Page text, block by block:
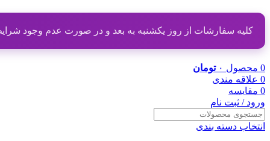
کلیه سفارشات از روز یکشنبه به بعد و در صورت عدم وجود شرایط مناسب از تاریخ ۲۰
0 محصول ۰ تومان
0 علاقه مندی
0 مقایسه
ورود / ثبت نام
انتخاب دسته بندی